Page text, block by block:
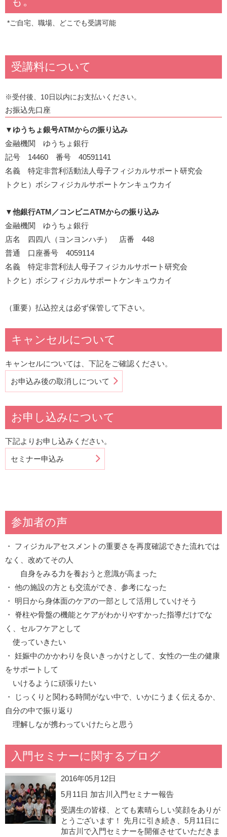
*ご自宅、職場、どこでも受講可能
受講料について
※受付後、10日以内にお支払いください。
お振込先口座
▼ ゆうちょ銀号ATMからの振り込み
金融機関 ゆうちょ銀行
記号 14460 番号 40591141
名義 特定非営利活動法人母子フィジカルサポート研究会
トクヒ）ボシフィジカルサポートケンキュウカイ
▼他銀行ATM／コンビニATMからの振り込み
金融機関 ゆうちょ銀行
店名 四四八（ヨンヨンハチ） 店番 448
普通 口座番号 4059114
名義 特定非営利法人母子フィジカルサポート研究会
トクヒ）ボシフィジカルサポートケンキュウカイ
（重要）払込控えは必ず保管して下さい。
キャンセルについて
キャンセルについては、下記をご確認ください。
お申込み後の取消しについて
お申し込みについて
下記よりお申し込みください。
セミナー申込み
参加者の声
・ フィジカルアセスメントの重要さを再度確認できた流れでは
なく、改めてその人
自身をみる力を養おうと意識が高まった
・ 他の施設の方とも交流ができ、参考になった
・ 明日から身体面のケアの一部として活用していけそう
・ 脊柱や骨盤の機能とケアがわかりやすかった指導だけでな
く、セルフケアとして
使っていきたい
・ 妊娠中のかかわりを良いきっかけとして、女性の一生の健康
をサポートして
いけるように頑張りたい
・ じっくりと関わる時間がない中で、いかにうまく伝えるか、
自分の中で振り返り
理解しなが携わっていけたらと思う
入門セミナーに関するブログ
2016年05月12日
5月11日 加古川入門セミナー報告
受講生の皆様、とても素晴らしい笑顔をありが
とうございます！ 先月に引き続き、5月11日に
加古川で入門セミナーを開催させていただきま